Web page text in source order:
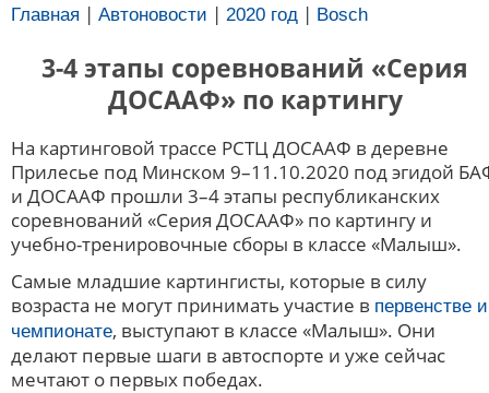
Главная | Автоновости | 2020 год | Bosch
3-4 этапы соревнований «Серия
ДОСААФ» по картингу
На картинговой трассе РСТЦ ДОСААФ в деревне
Прилесье под Минском 9–11.10.2020 под эгидой
и ДОСААФ прошли 3–4 этапы республиканских
соревнований «Серия ДОСААФ» по картингу и
учебно-тренировочные сборы в классе «Малыш».
Самые младшие картингисты, которые в силу
возраста не могут принимать участие в первенстве и
чемпионате, выступают в классе «Малыш». Они
делают первые шаги в автоспорте и уже сейчас
мечтают о первых победах.